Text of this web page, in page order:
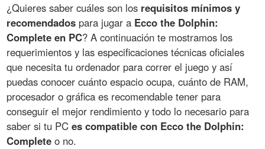
¿Quieres saber cuáles son los requisitos mínimos y
recomendados para jugar a Ecco the Dolphin:
Complete en PC? A continuación te mostramos los
requerimientos y las especificaciones técnicas oficiales
que necesita tu ordenador para correr el juego y así
puedas conocer cuánto espacio ocupa, cuánto de RAM,
procesador o gráfica es recomendable tener para
conseguir el mejor rendimiento y todo lo necesario para
saber si tu PCes compatible con Ecco the Dolphin:
Complete o no.